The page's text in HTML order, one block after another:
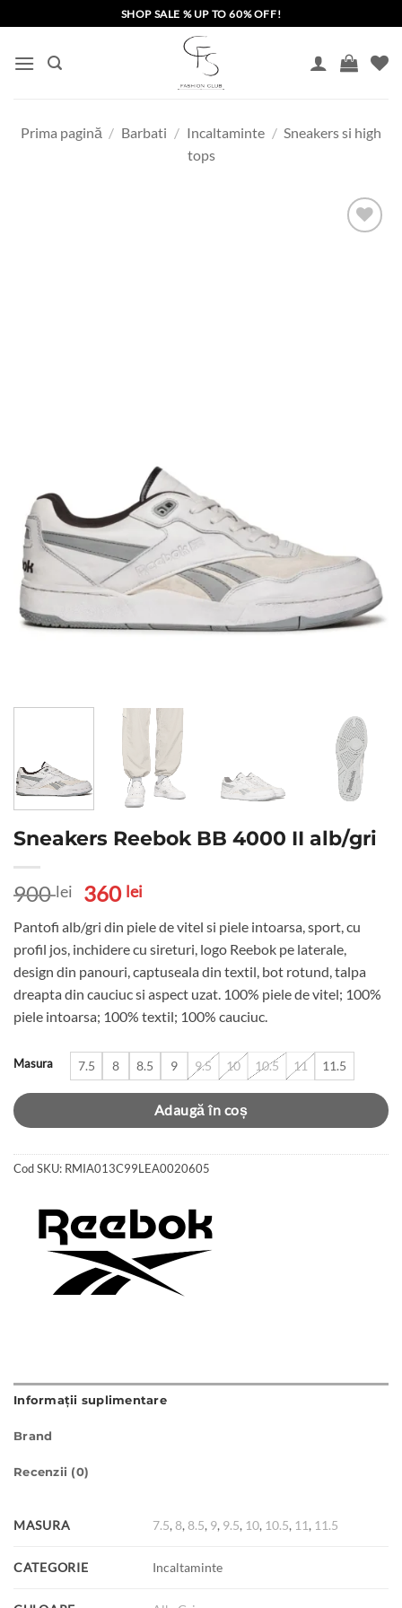
to
content
SHOP SALE % UP TO 60% OFF!
Prima pagină / Barbati / Incaltaminte / Sneakers si high
tops
Sneakers Reebok BB 4000 II alb/gri
900lei
Prețul
a
fost:
900 lei.
360 leiPrețul
este:
360 lei.
Pantofi alb/gri din piele de vitel si piele intoarsa, sport, cu
profil jos, inchidere cu sireturi, logo Reebok pe laterale,
design din panouri, captuseala din textil, bot rotund, talpa
dreapta din cauciuc si aspect uzat. 100% piele de vitel; 100%
piele intoarsa; 100% textil; 100% cauciuc.
Masura 7.5 8 8.5 9 9.5 10 10.5 11 11.5
Adaugă în coș
Cod SKU: RMIA013C99LEA0020605
Informații suplimentare
Brand
Recenzii (0)
MASURA 7.5, 8, 8.5, 9, 9.5, 10, 10.5, 11, 11.5
CATEGORIE Incaltaminte